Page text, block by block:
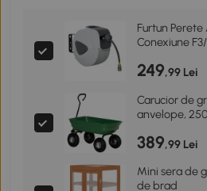
Furtun
Conexiune
249,99 Lei
Carucior de
anvelope,
389,99 Lei
Mini sera de
de brad